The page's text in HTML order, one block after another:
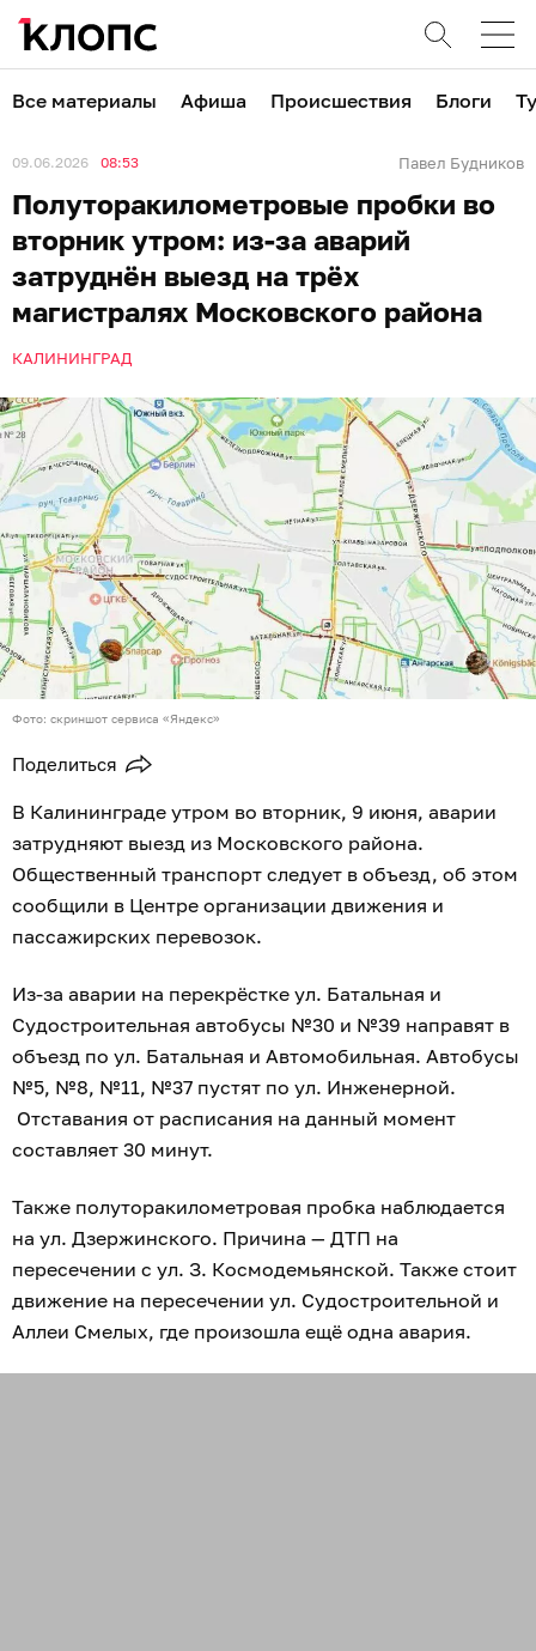
Все материалы Афиша Происшествия Блоги
09.06.2026 08:53 Павел Будников
Полуторакилометровые пробки во
вторник утром: из-за аварий
затруднён выезд на трёх
магистралях Московского района
КАЛИНИНГРАД
Фото: скриншот сервиса «Яндекс»
Поделиться
В Калининграде утром во вторник, 9 июня, аварии
затрудняют выезд из Московского района.
Общественный транспорт следует в объезд, об этом
сообщили в Центре организации движения и
пассажирских перевозок.
Из-за аварии на перекрёстке ул. Батальная и
Судостроительная автобусы №30 и №39 направят в
объезд по ул. Батальная и Автомобильная. Автобусы
№5, №8, №11, №37 пустят по ул. Инженерной.
Отставания от расписания на данный момент
составляет 30 минут.
Также полуторакилометровая пробка наблюдается
на ул. Дзержинского. Причина — ДТП на
пересечении с ул. З. Космодемьянской. Также стоит
движение на пересечении ул. Судостроительной и
Аллеи Смелых, где произошла ещё одна авария.